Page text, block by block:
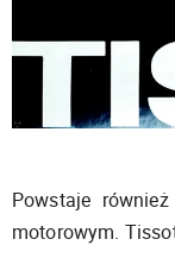
Powstaje
motorowym.